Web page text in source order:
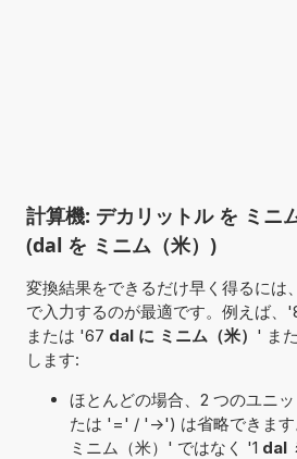
計算機: デカリットル を ミニ
(dal を ミニム（米）)
変換結果をできるだけ早く得るには
で入力するのが最適です。例えば、
または '67 dal に ミニム（米） ' ま
します:
ほとんどの場合、2 つのユニ
たは '=' / '->') は省略できま
ミニム（米）' ではなく '1 dal